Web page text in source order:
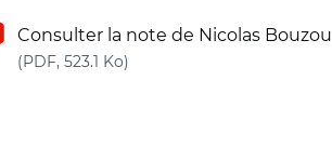
Consulter la note de Nicolas Bouzou
(PDF, 523.1 Ko)